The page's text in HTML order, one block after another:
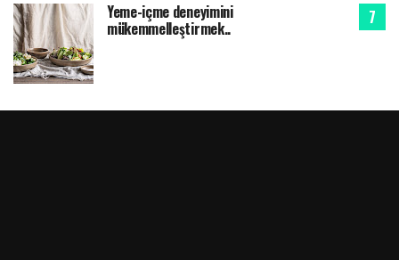
Yeme-içme deneyimini
mükemmelleştirmek..